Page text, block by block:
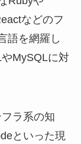
などのフ
語を網羅し
MySQLに対
ラ系の知
といった現